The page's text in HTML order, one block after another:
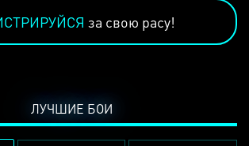
за свою расу!
ЛУЧШИЕ БОИ